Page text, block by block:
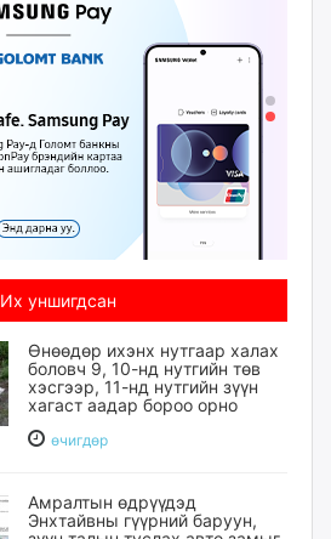
Их уншигдсан
Өнөөдөр ихэнх нутгаар халах
боловч 9, 10-нд нутгийн төв
хэсгээр, 11-нд нутгийн зүүн
хагаст аадар бороо орно
өчигдѳр
Амралтын өдрүүдэд
Энхтайвны гүүрний баруун,